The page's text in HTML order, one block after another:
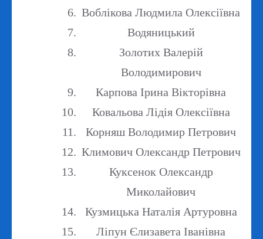
Воблікова Людмила Олексіївна
Водяницький
Золотих Валерій
Володимирович
Карпова Ірина Вікторівна
Ковальова Лідія Олексіївна
Корняш Володимир Петрович
Климович Олександр Петрович
Куксенок Олександр
Миколайович
Кузмицька Наталія Артуровна
Ліпун Єлизавета Іванівна